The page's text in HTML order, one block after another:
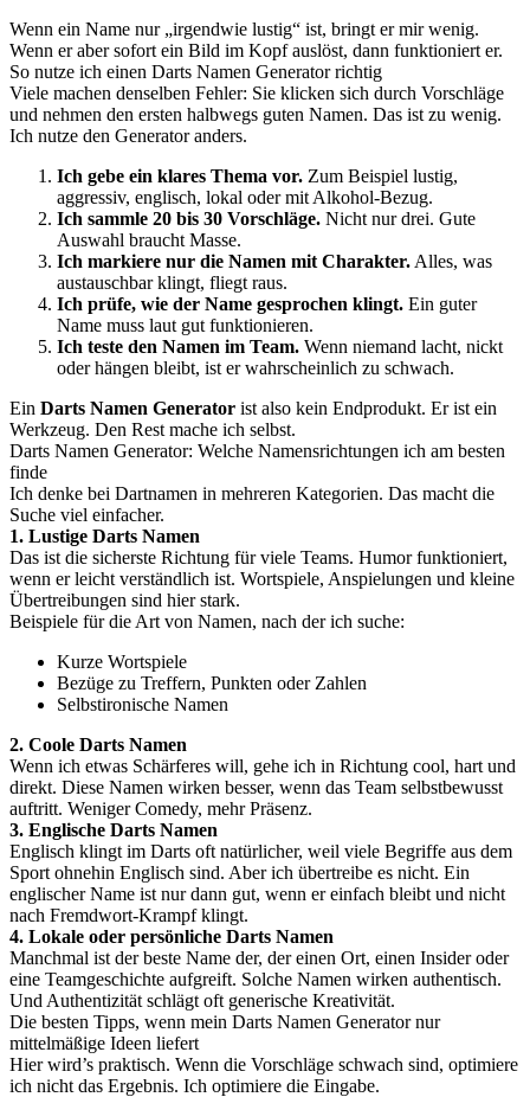
Wenn ein Name nur „irgendwie lustig“ ist, bringt er mir wenig.
Wenn er aber sofort ein Bild im Kopf auslöst, dann funktioniert er.
So nutze ich einen Darts Namen Generator richtig
Viele machen denselben Fehler: Sie klicken sich durch Vorschläge
und nehmen den ersten halbwegs guten Namen. Das ist zu wenig.
Ich nutze den Generator anders.
Ich gebe ein klares Thema vor. Zum Beispiel lustig,
aggressiv, englisch, lokal oder mit Alkohol-Bezug.
Ich sammle 20 bis 30 Vorschläge. Nicht nur drei. Gute
Auswahl braucht Masse.
Ich markiere nur die Namen mit Charakter. Alles, was
austauschbar klingt, fliegt raus.
Ich prüfe, wie der Name gesprochen klingt. Ein guter
Name muss laut gut funktionieren.
Ich teste den Namen im Team. Wenn niemand lacht, nickt
oder hängen bleibt, ist er wahrscheinlich zu schwach.
Ein Darts Namen Generator ist also kein Endprodukt. Er ist ein
Werkzeug. Den Rest mache ich selbst.
Darts Namen Generator: Welche Namensrichtungen ich am besten
finde
Ich denke bei Dartnamen in mehreren Kategorien. Das macht die
Suche viel einfacher.
1. Lustige Darts Namen
Das ist die sicherste Richtung für viele Teams. Humor funktioniert,
wenn er leicht verständlich ist. Wortspiele, Anspielungen und kleine
Übertreibungen sind hier stark.
Beispiele für die Art von Namen, nach der ich suche:
Kurze Wortspiele
Bezüge zu Treffern, Punkten oder Zahlen
Selbstironische Namen
2. Coole Darts Namen
Wenn ich etwas Schärferes will, gehe ich in Richtung cool, hart und
direkt. Diese Namen wirken besser, wenn das Team selbstbewusst
auftritt. Weniger Comedy, mehr Präsenz.
3. Englische Darts Namen
Englisch klingt im Darts oft natürlicher, weil viele Begriffe aus dem
Sport ohnehin Englisch sind. Aber ich übertreibe es nicht. Ein
englischer Name ist nur dann gut, wenn er einfach bleibt und nicht
nach Fremdwort-Krampf klingt.
4. Lokale oder persönliche Darts Namen
Manchmal ist der beste Name der, der einen Ort, einen Insider oder
eine Teamgeschichte aufgreift. Solche Namen wirken authentisch.
Und Authentizität schlägt oft generische Kreativität.
Die besten Tipps, wenn mein Darts Namen Generator nur
mittelmäßige Ideen liefert
Hier wird’s praktisch. Wenn die Vorschläge schwach sind, optimiere
ich nicht das Ergebnis. Ich optimiere die Eingabe.